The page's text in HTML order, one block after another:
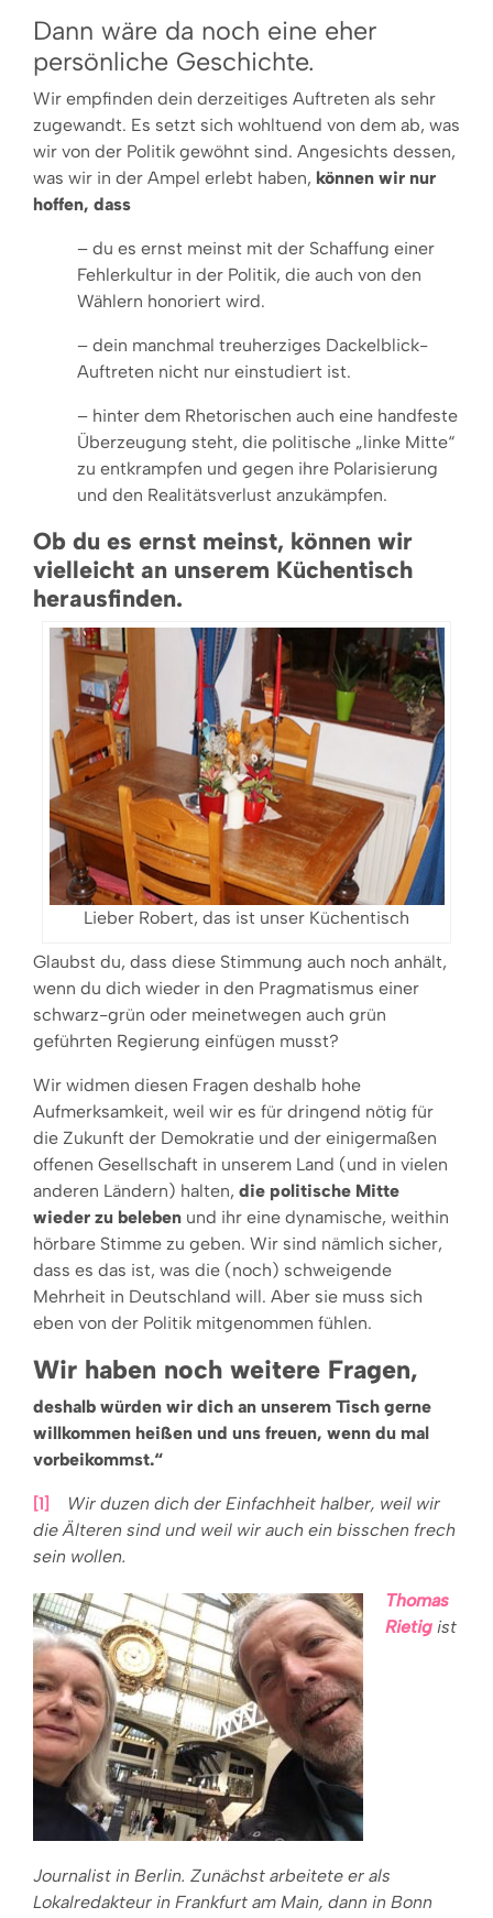
Dann wäre da noch eine eher
persönliche Geschichte.
Wir empfinden dein derzei­tiges Auftreten als sehr
zugewandt. Es setzt sich wohltuend von dem ab, was
wir von der Politik gewöhnt sind. Ange­sichts dessen,
was wir in der Am­pel erlebt haben, können wir nur
hoffen, dass
– du es ernst meinst mit der Schaffung einer
Fehlerkul­tur in der Politik, die auch von den
Wäh­lern honoriert wird.
– dein manchmal treuherziges Dackelblick-
Auftreten nicht nur einstudiert ist.
– hinter dem Rhetorischen auch eine handfeste
Überzeugung steht, die politische „linke Mitte“
zu entkrampfen und gegen ihre Polarisierung
und den Realitätsverlust anzukämpfen.
Ob du es ernst meinst, können wir
vielleicht an unserem Küchentisch
herausfinden.
Lieber Robert, das ist unser Küchentisch
Glaubst du, dass diese Stimmung auch noch anhält,
wenn du dich wieder in den Pragma­tismus einer
schwarz-grün oder meinetwegen auch grün
geführten Regierung einfügen musst?
Wir widmen diesen Fragen deshalb hohe
Aufmerksamkeit, weil wir es für dringend nötig für
die Zukunft der Demokratie und der einigermaßen
offenen Gesellschaft in unserem Land (und in vielen
anderen Ländern) halten, die politische Mitte
wieder zu beleben und ihr eine dynamische, weithin
hörbare Stimme zu geben. Wir sind nämlich sicher,
dass es das ist, was die (noch) schweigende
Mehrheit in Deutschland will. Aber sie muss sich
eben von der Politik mitgenommen fühlen.
Wir haben noch weitere Fragen,
deshalb würden wir dich an unserem Tisch gerne
willkommen heißen und uns freu­en, wenn du mal
vorbeikommst.“
[1]
Wir duzen dich der Einfachheit halber, weil wir
die Älteren sind und weil wir auch ein bisschen frech
sein wollen.
Thomas
Rietig ist
Journalist in Berlin. Zunächst arbeitete er als
Lokalredakteur in Frankfurt am Main, dann in Bonn